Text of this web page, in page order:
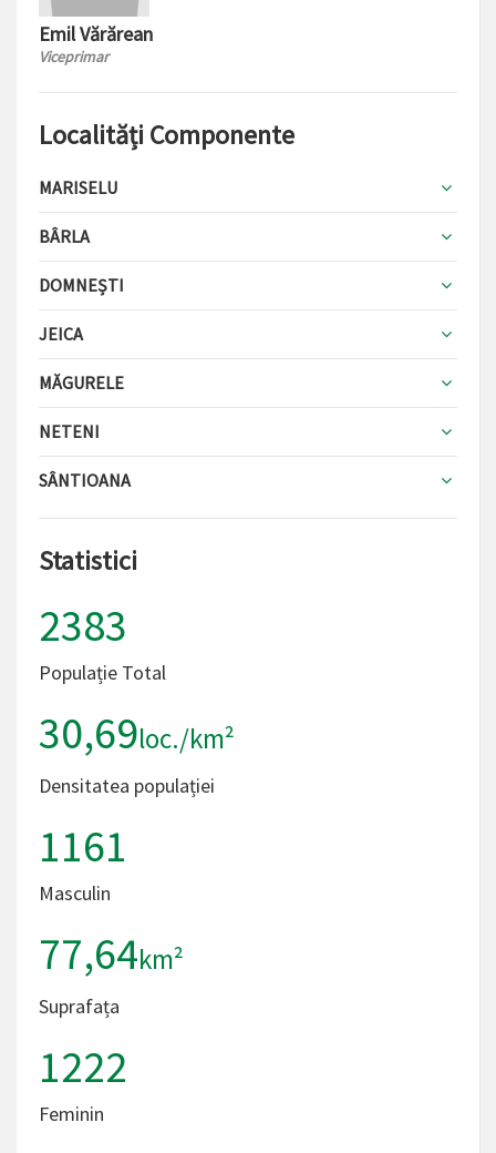
Emil Vărărean
Viceprimar
Localități Componente
MARISELU
BÂRLA
DOMNEȘTI
JEICA
MĂGURELE
NETENI
SÂNTIOANA
Statistici
2383
Populație Total
30,69loc./km²
Densitatea populației
1161
Masculin
77,64km²
Suprafața
1222
Feminin